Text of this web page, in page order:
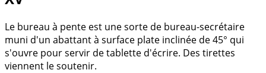
Le bureau à pente est une sorte de bureau-secrétaire
muni d'un abattant à surface plate inclinée de 45° qui
s'ouvre pour servir de tablette d'écrire. Des tirettes
viennent le soutenir.